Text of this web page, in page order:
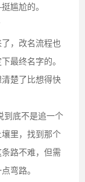
尴尬的。
，改名流程也
最终名字的。
楚了比想得快
到底不是追一个
里，找到那个
路不难，但需
弯路。